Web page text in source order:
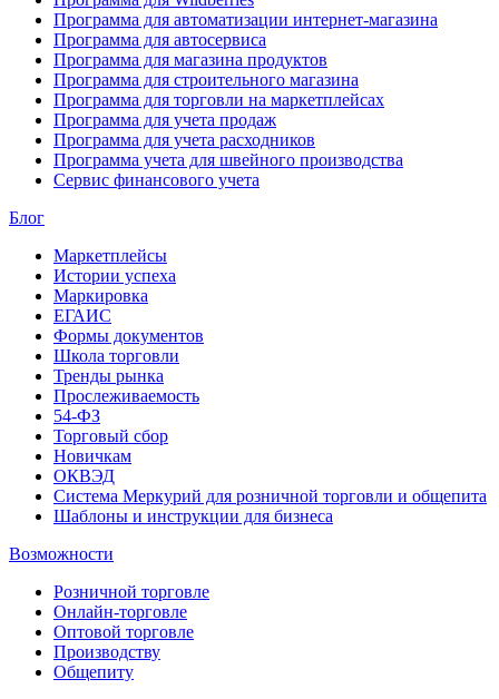
Программа для автоматизации интернет-магазина
Программа для автосервиса
Программа для магазина продуктов
Программа для строительного магазина
Программа для торговли на маркетплейсах
Программа для учета продаж
Программа для учета расходников
Программа учета для швейного производства
Сервис финансового учета
Блог
Маркетплейсы
Истории успеха
Маркировка
ЕГАИС
Формы документов
Школа торговли
Тренды рынка
Прослеживаемость
54-ФЗ
Торговый сбор
Новичкам
ОКВЭД
Система Меркурий для розничной торговли и общепита
Шаблоны и инструкции для бизнеса
Возможности
Розничной торговле
Онлайн-торговле
Оптовой торговле
Производству
Общепиту